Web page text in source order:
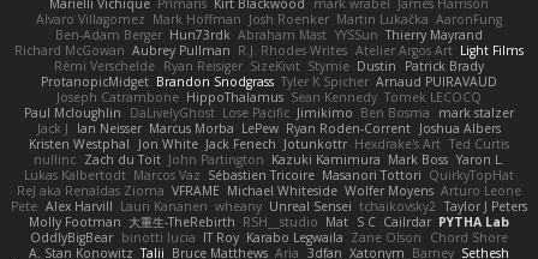
Marielli Vichique Primaris Kirt Blackwood mark wrabel James Harrison
Alvaro Villagomez Mark Hoffman Josh Roenker Martin Lukačka AaronFung
Ben-Adam Berger Hun73rdk Abraham Mast YYSSun Thierry Mayrand
Richard McGowan Aubrey Pullman R.J. Rhodes Writes Atelier Argos Art Light Films
Rémi Verschelde Ryan Reisiger SizeKivit Stymie Dustin
Patrick Brady
ProtanopicMidget Brandon Snodgrass Tyler K Spicher Arnaud PUIRAVAUD
Joseph Catrambone HippoThalamus Sean Kennedy Tomek LECOCQ
Paul Mcloughlin
DaLivelyGhost Lose Pacific Jimikimo Ben Bosma
mark stalzer
Jack J
Ian Neisser Marcus Morba LePew Ryan Roden-Corrent Joshua Albers
Kristen Westphal
Jon White Jack Fenech Jotunkottr Hexdrake's Art Ted Curtis
nullinc Zach du Toit John Partington Kazuki Kamimura Mark Boss Yaron L.
Lukas Kalbertodt Marcos Vaz Sébastien Tricoire Masanori Tottori QuirkyTopHat
ReJ aka Renaldas Zioma VFRAME Michael Whiteside Wolfer Moyens Arturo Leone
Pete Alex Harvill Lauri Kananen wheany Unreal Sensei tchaikovsky2 Taylor J Peters
Molly Footman 大重生-TheRebirth RSH__studio Mat S C Cailrdar PYTHA Lab
OddlyBigBear binotti lucia IT Roy Karabo Legwaila Zane Olson
Chord Shore
A. Stan Konowitz Talii Bruce Matthews Aria 3dfan Xatonym Barney Sethesh